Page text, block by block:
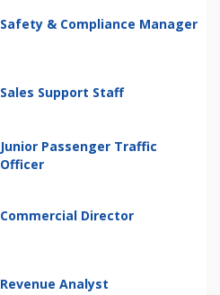
Safety & Compliance Manager
Sales Support Staff
Junior Passenger Traffic
Officer
Commercial Director
Revenue Analyst